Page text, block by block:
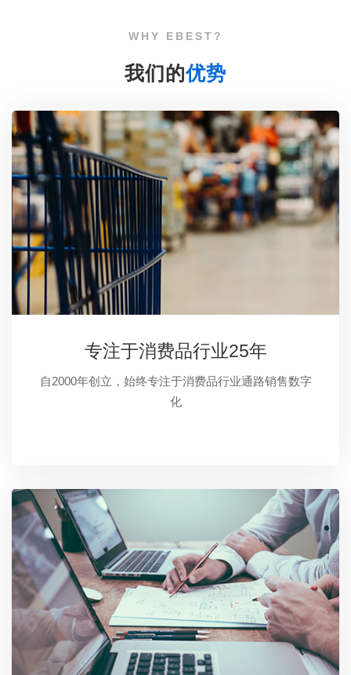
WHY EBEST?
我们的优势
专注于消费品行业25年
自2000年创立，始终专注于消费品行业通路销售数字
化